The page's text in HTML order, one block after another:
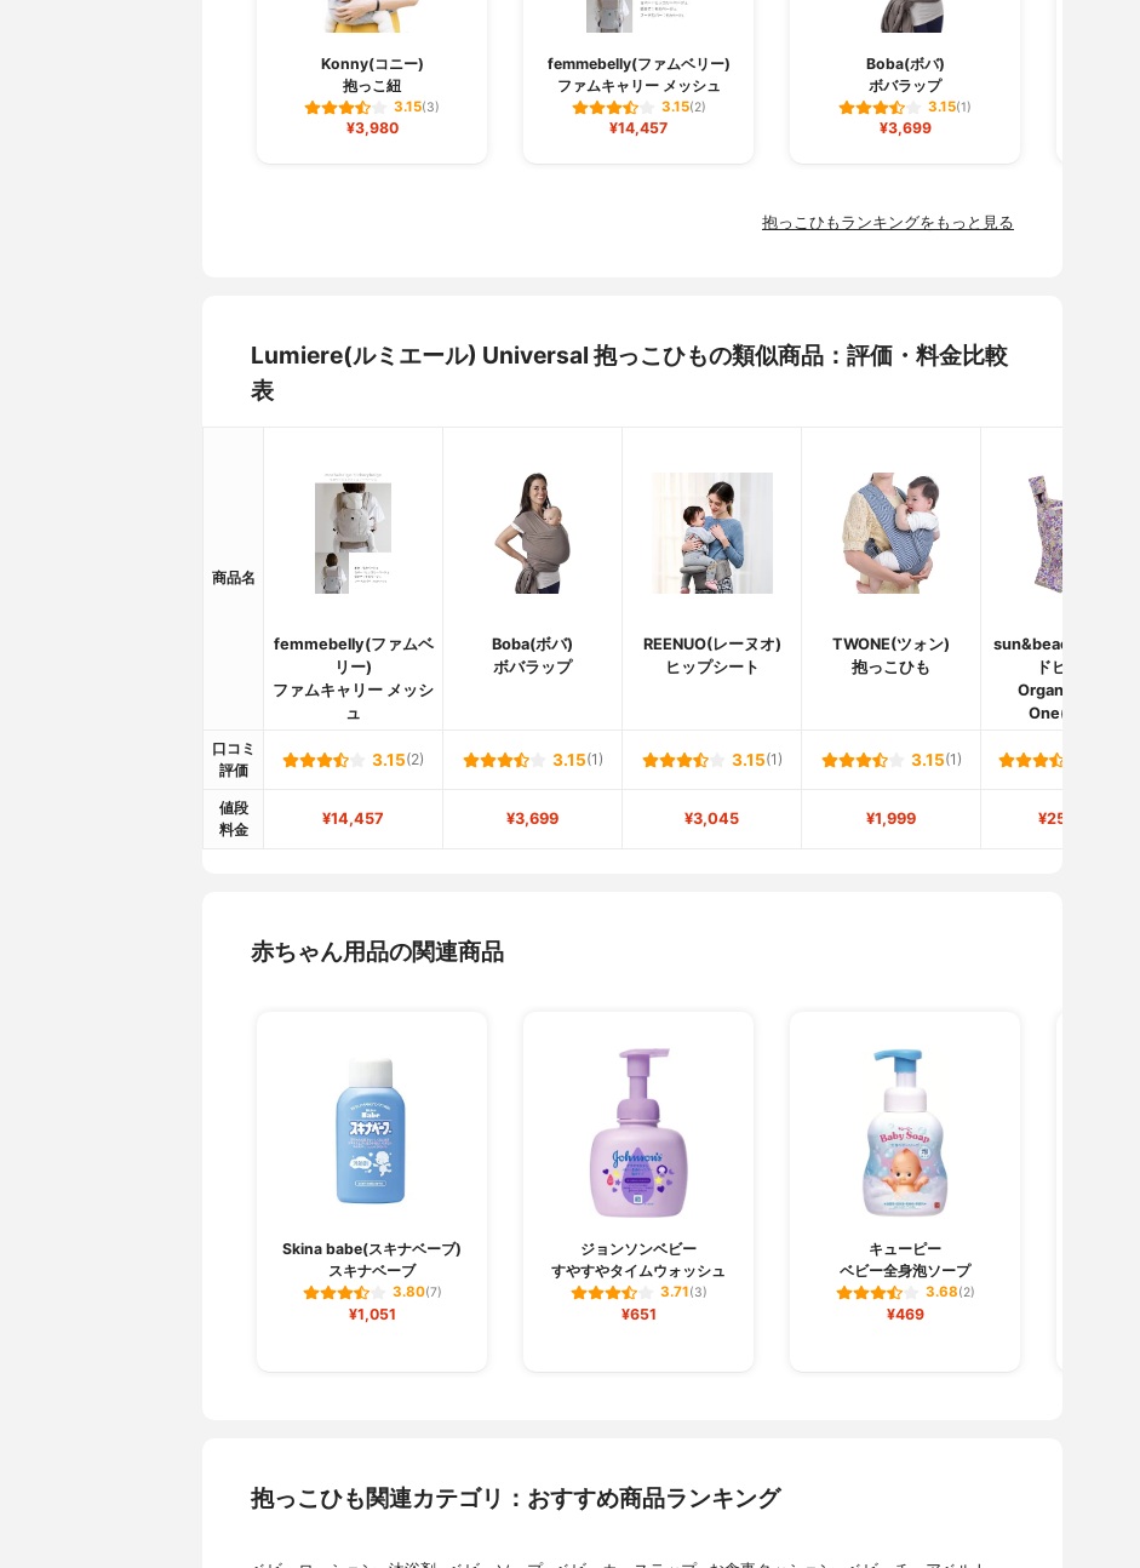
Konny(コニー)
抱っこ紐
3.15(3)
¥3,980
femmebelly(ファムベリー)
ファムキャリー メッシュ
3.15(2)
¥14,457
Boba(ボバ)
ボバラップ
3.15(1)
¥3,699
抱っこひもランキングをもっと見る
Lumiere(ルミエール) Universal 抱っこひもの類似商品：評価・料金比較
表
商品名
femmebelly(ファムベ
リー)
ファムキャリー メッシ
ュ
Boba(ボバ)
ボバラップ
REENUO(レーヌオ)
ヒップシート
TWONE(ツォン)
抱っこひも
sun&beach(サンアン
ドビーチ)
Organic Mesh
One(OM-1)
口コミ
評価
3.15(2) 3.15(1) 3.15(1) 3.15(1)
値段
料金
¥14,457 ¥3,699 ¥3,045 ¥1,999 ¥25,000
赤ちゃん用品の関連商品
Skina babe(スキナベーブ)
スキナベーブ
3.80(7)
¥1,051
ジョンソンベビー
すやすやタイムウォッシュ
3.71(3)
¥651
キューピー
ベビー全身泡ソープ
3.68(2)
¥469
抱っこひも関連カテゴリ：おすすめ商品ランキング